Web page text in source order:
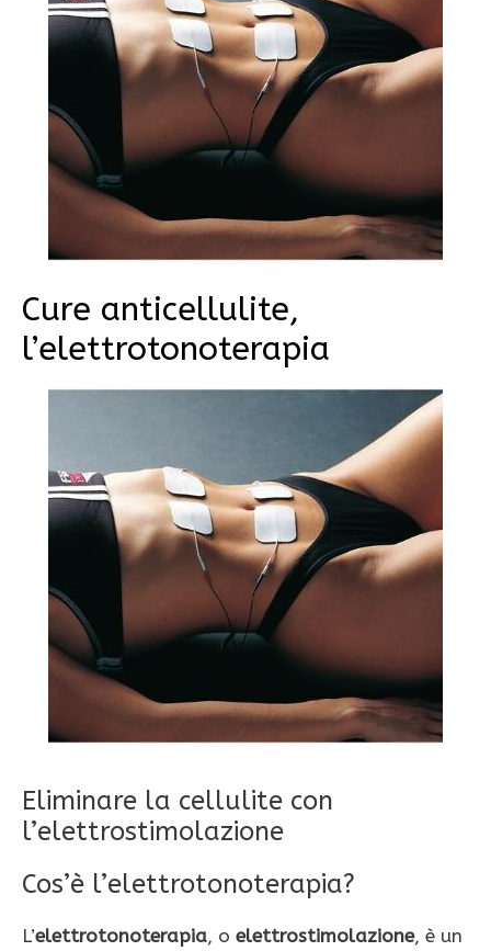
Cure anticellulite,
l’elettrotonoterapia
Eliminare la cellulite con
l’elettrostimolazione
Cos’è l’elettrotonoterapia?
L’elettrotonoterapia, o elettrostimolazione, è un